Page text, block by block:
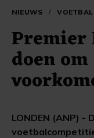
NIEUWS / VOETBAL
Premier
doen
LONDEN (ANP) -